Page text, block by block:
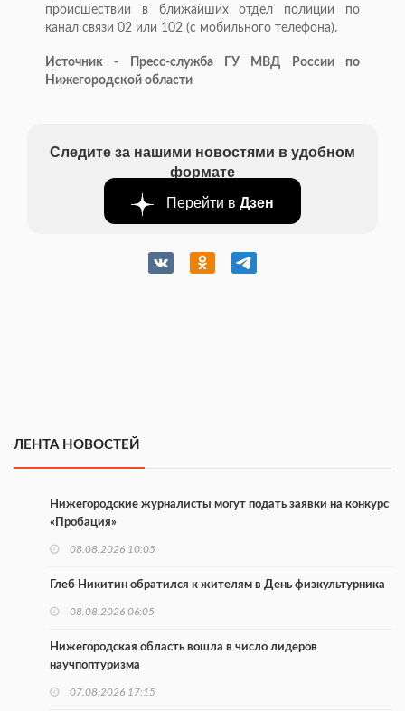
происшествии в ближайших отдел полиции по
канал связи 02 или 102 (с мобильного телефона).
Источник - Пресс-служба ГУ МВД России по
Нижегородской области
Следите за нашими новостями в удобном
формате
Перейти в Дзен
ЛЕНТА НОВОСТЕЙ
Нижегородские журналисты могут подать заявки на конкурс
«Пробация»
08.08.2026 10:05
Глеб Никитин обратился к жителям в День физкультурника
08.08.2026 06:05
Нижегородская область вошла в число лидеров
научпоптуризма
07.08.2026 17:15